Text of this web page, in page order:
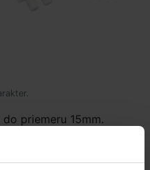
priemeru 15mm.